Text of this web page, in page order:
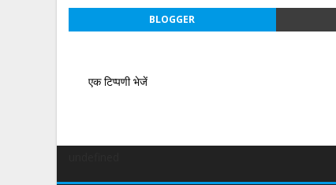
BLOGGER
एक टिप्पणी भेजें